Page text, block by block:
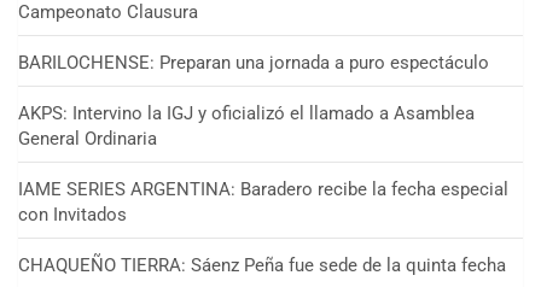
Campeonato Clausura
BARILOCHENSE: Preparan una jornada a puro espectáculo
AKPS: Intervino la IGJ y oficializó el llamado a Asamblea
General Ordinaria
IAME SERIES ARGENTINA: Baradero recibe la fecha especial
con Invitados
CHAQUEÑO TIERRA: Sáenz Peña fue sede de la quinta fecha